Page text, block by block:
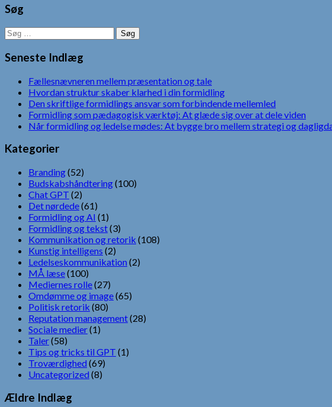
Søg
Søg
efter:
Seneste Indlæg
Fællesnævneren mellem præsentation og tale
Hvordan struktur skaber klarhed i din formidling
Den skriftlige formidlings ansvar som forbindende mellemled
Formidling som pædagogisk værktøj: At glæde sig over at dele viden
Når formidling og ledelse mødes: At bygge bro mellem strategi og
Kategorier
Branding(52)
Budskabshåndtering(100)
Chat GPT (2)
Det nørdede(61)
Formidling og AI (1)
Formidling og tekst(3)
Kommunikation og retorik (108)
Kunstig intelligens (2)
Ledelseskommunikation (2)
MÅ læse(100)
Mediernes rolle(27)
Omdømme og image(65)
Politisk retorik (80)
Reputation management(28)
Sociale medier(1)
Taler(58)
Tips og tricks til GPT (1)
Troværdighed (69)
Uncategorized (8)
Ældre Indlæg